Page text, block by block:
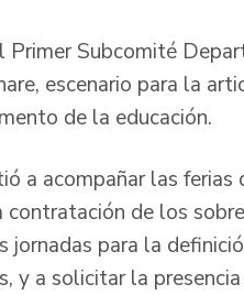
Primer Subcomité
escenario para la
de la educación.
a acompañar las ferias
de los
para la
y a solicitar la